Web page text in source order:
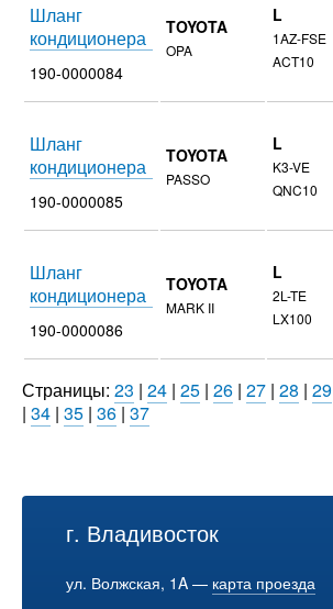
Шланг
кондиционера
190-0000084
TOYOTA
OPA
L
1AZ-FSE
ACT10
Шланг
кондиционера
190-0000085
TOYOTA
PASSO
L
K3-VE
QNC10
Шланг
кондиционера
190-0000086
TOYOTA
MARK II
L
2L-TE
LX100
Страницы: 23 | 24 | 25 | 26 | 27 | 28 | 29
| 34 | 35 | 36 | 37
г. Владивосток
ул. Волжская, 1A — карта проезда